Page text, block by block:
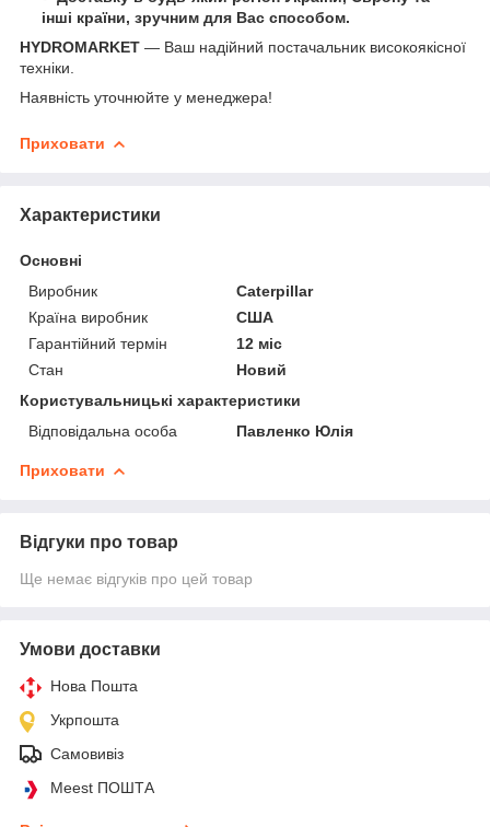
інші країни, зручним для Вас способом.
HYDROMARKET — Ваш надійний постачальник високоякісної
техніки.
Наявність уточнюйте у менеджера!
Приховати
Характеристики
Основні
Виробник
Caterpillar
Країна виробник
США
Гарантійний термін
12 міс
Стан
Новий
Користувальницькі характеристики
Відповідальна особа
Павленко Юлія
Приховати
Відгуки про товар
Ще немає відгуків про цей товар
Умови доставки
Нова Пошта
Укрпошта
Самовивіз
Meest ПОШТА